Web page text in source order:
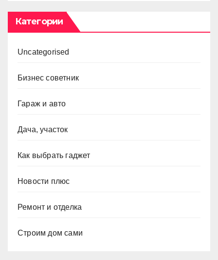
Категории
Uncategorised
Бизнес советник
Гараж и авто
Дача, участок
Как выбрать гаджет
Новости плюс
Ремонт и отделка
Строим дом сами